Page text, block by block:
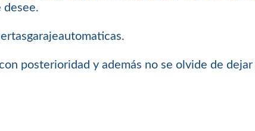
desee.
posterioridad y además no se olvide de dejar